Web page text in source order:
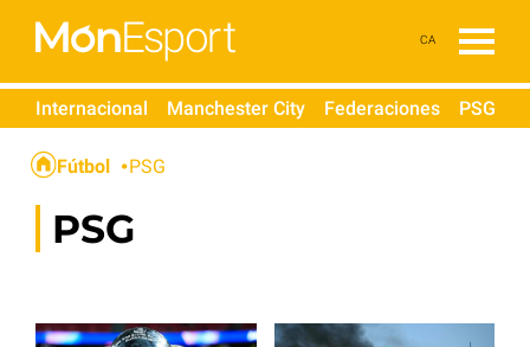
CA
Internacional Manchester City Federaciones PSG
Fútbol PSG
PSG